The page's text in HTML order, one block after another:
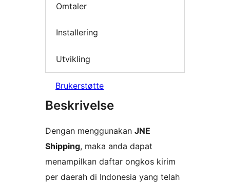
Omtaler
Installering
Utvikling
Brukerstøtte
Beskrivelse
Dengan menggunakan JNE
Shipping, maka anda dapat
menampilkan daftar ongkos kirim
per daerah di Indonesia yang telah